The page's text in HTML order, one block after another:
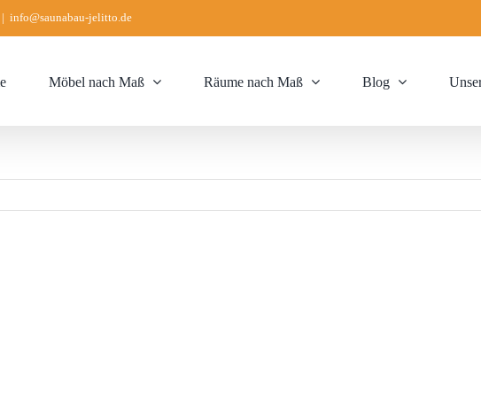
| info@saunabau-jelitto.de
Möbel nach Maß Räume nach Maß Blog